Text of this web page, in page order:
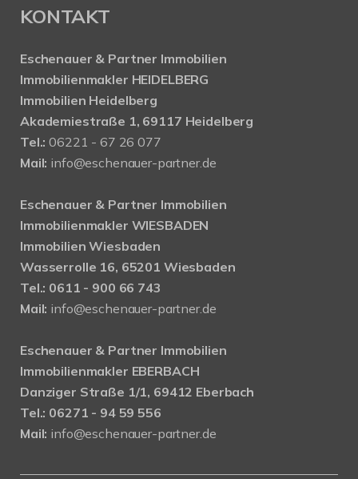
KONTAKT
Eschenauer & Partner Immobilien
Immobilienmakler HEIDELBERG
Immobilien Heidelberg
Akademiestraße 1, 69117 Heidelberg
Tel.:06221 - 67 26 077
Mail: info@eschenauer-partner.de
Eschenauer & Partner Immobilien
Immobilienmakler WIESBADEN
Immobilien Wiesbaden
Wasserrolle 16, 65201 Wiesbaden
Tel.: 0611 - 900 66 743
Mail: info@eschenauer-partner.de
Eschenauer & Partner Immobilien
Immobilienmakler EBERBACH
Danziger Straße 1/1, 69412 Eberbach
Tel.: 06271 - 94 59 556
Mail: info@eschenauer-partner.de